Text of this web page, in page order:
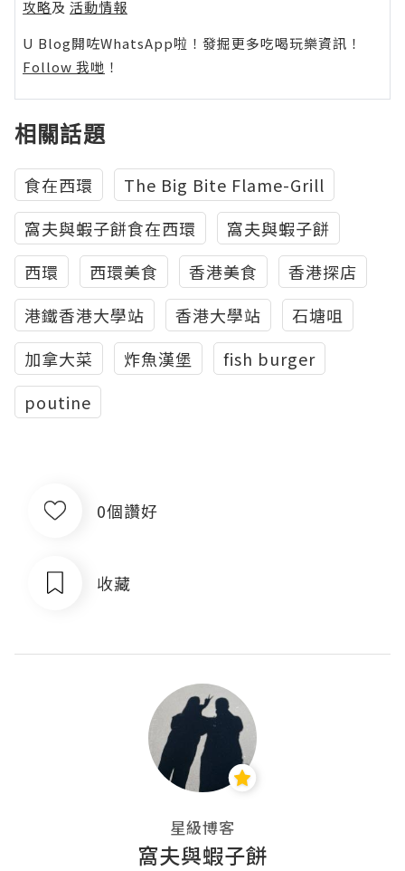
攻略及 活動情報
U Blog開咗WhatsApp啦！發掘更多吃喝玩樂資訊！
Follow 我哋 ！
相關話題
食在西環
The Big Bite Flame-Grill
窩夫與蝦子餅食在西環
窩夫與蝦子餅
西環
西環美食 香港美食
香港探店
港鐵香港大學站
香港大學站
石塘咀
加拿大菜
炸魚漢堡
fish burger
poutine
0個讚好
收藏
星級博客
窩夫與蝦子餅